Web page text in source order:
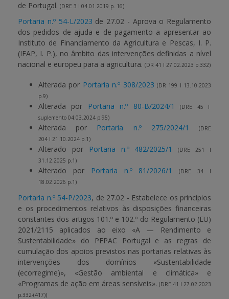
de Portugal. (DRE 3 I 04.01.2019 p. 16)
Portaria n.º 54-L/2023 de 27.02 - Aprova o Regulamento
dos pedidos de ajuda e de pagamento a apresentar ao
Instituto de Financiamento da Agricultura e Pescas, I. P.
(IFAP, I. P.), no âmbito das intervenções definidas a nível
nacional e europeu para a agricultura. (DR 41 I 27.02.2023 p.332)
Alterada por Portaria n.º 308/2023 (DR 199 I 13.10.2023
p.9)
Alterada por Portaria n.º 80-B/2024/1
(DRE 45 I
suplemento 04.03.2024 p.95)
Alterada por Portaria n.º 275/2024/1
(DRE
204 I 21.10.2024 p.1)
Alterado por Portaria n.º 482/2025/1
(DRE 251 I
31.12.2025 p.1)
Alterado por Portaria n.º 81/2026/1
(DRE 34 I
18.02.2026 p.1)
Portaria n.º 54-P/2023, de 27.02 - Estabelece os princípios
e os procedimentos relativos às disposições financeiras
constantes dos artigos 101.º e 102.º do Regulamento (EU)
2021/2115 aplicados ao eixo «A — Rendimento e
Sustentabilidade» do PEPAC Portugal e as regras de
cumulação dos apoios previstos nas portarias relativas às
intervenções dos domínios «Sustentabilidade
(ecorregime)», «Gestão ambiental e climática» e
«Programas de ação em áreas sensíveis». (DRE 41 I 27.02.2023
p.332-(417))